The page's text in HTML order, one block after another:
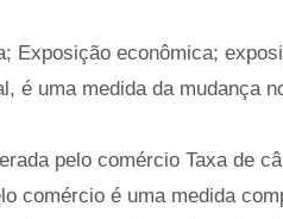
Exposição econômica;
é uma medida da mudança
pelo comércio Taxa de
comércio é uma medida